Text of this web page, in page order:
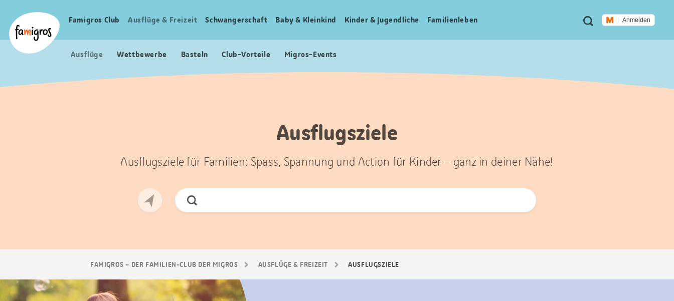
Navigation
Logo
Meta
Navigation
Suche Anmelden
Haupt
Famigros Club Ausflüge & Freizeit Schwangerschaft Baby & Kleinkind Kinder & Jugendliche Familien­leben
Ausflüge Wettbewerbe Basteln Club-Vorteile Migros-Events
Ausflugsziele
Ausflugsziele für Familien: Spass, Spannung und Action für Kinder – ganz in deiner Nähe!
Jetzt
FAMIGROS – DER FAMILIEN-CLUB DER MIGROS AUSFLÜGE & FREIZEIT AUSFLUGSZIELE